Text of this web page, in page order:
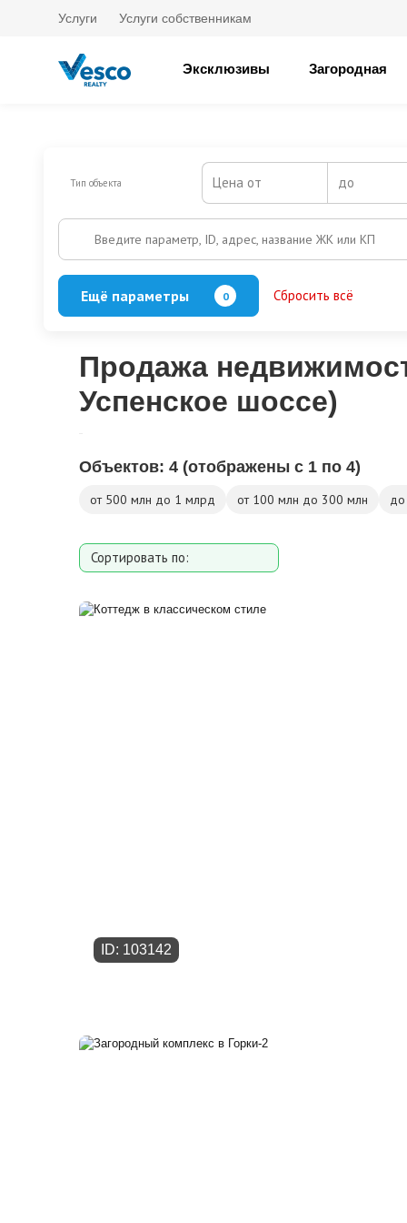
Услуги Услуги собственникам
Эксклюзивы Загородная
Тип объекта Цена от до
Введите параметр, ID, адрес, название ЖК или КП
Ещё параметры 0 Сбросить всё
Продажа
Успенское шоссе)
Объектов: 4 (отображены с 1 по 4)
от 500 млн до 1 млрд от 100 млн до 300 млн
Сортировать по:
Площади участка
ID: 103142